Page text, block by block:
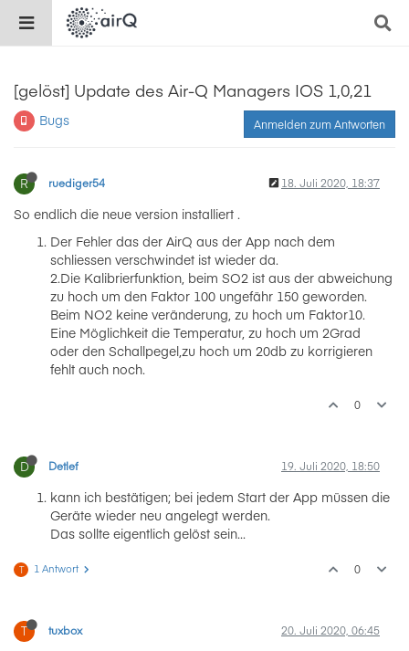
[gelöst] Update des Air-Q Managers IOS 1,0,21
Bugs Anmelden zum Antworten
R ruediger54 18. Juli 2020, 18:37
So endlich die neue version installiert .
Der Fehler das der AirQ aus der App nach dem
schliessen verschwindet ist wieder da.
2.Die Kalibrierfunktion, beim SO2 ist aus der abweichung
zu hoch um den Faktor 100 ungefähr 150 geworden.
Beim NO2 keine veränderung, zu hoch um Faktor10.
Eine Möglichkeit die Temperatur, zu hoch um 2Grad
oder den Schallpegel,zu hoch um 20db zu korrigieren
fehlt auch noch.
0
D Detlef 19. Juli 2020, 18:50
kann ich bestätigen; bei jedem Start der App müssen die
Geräte wieder neu angelegt werden.
Das sollte eigentlich gelöst sein...
T 1 Antwort 0
T tuxbox 20. Juli 2020, 06:45